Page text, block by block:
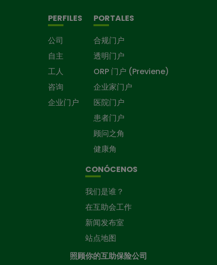
PERFILES
公司
自主
工人
咨询
企业门户
PORTALES
合规门户
透明门户
ORP 门户 (Previene)
企业家门户
医院门户
患者门户
顾问之角
健康角
CONÓCENOS
我们是谁？
在互助会工作
新闻发布室
站点地图
照顾你的互助保险公司